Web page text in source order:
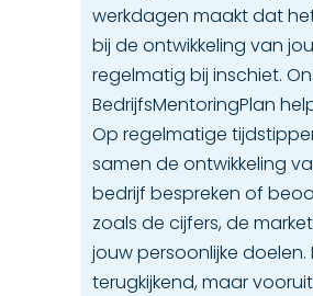
werkdagen maakt dat
bij de ontwikkeling van
regelmatig bij inschiet.
BedrijfsMentoringPlan
Op regelmatige
samen de ontwikkeling
bedrijf bespreken of
zoals de cijfers, de
jouw persoonlijke doelen.
terugkijkend, maar